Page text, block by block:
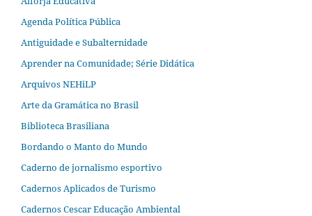
Agenda Política Pública
Antiguidade e Subalternidade
Aprender na Comunidade; Série Didática
Arquivos NEHiLP
Arte da Gramática no Brasil
Biblioteca Brasiliana
Bordando o Manto do Mundo
Caderno de jornalismo esportivo
Cadernos Aplicados de Turismo
Cadernos Cescar Educação Ambiental